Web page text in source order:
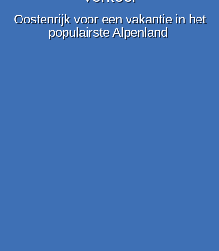
Oostenrijk voor een vakantie in het
populairste Alpenland